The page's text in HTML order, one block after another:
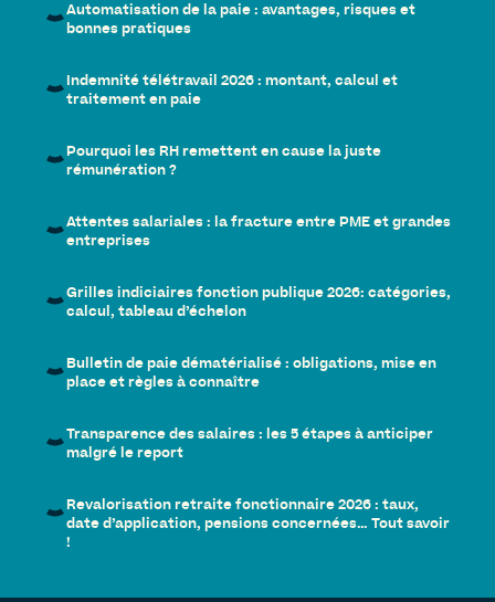
Automatisation de la paie : avantages, risques et
bonnes pratiques
Indemnité télétravail 2026 : montant, calcul et
traitement en paie
Pourquoi les RH remettent en cause la juste
rémunération ?
Attentes salariales : la fracture entre PME et grandes
entreprises
Grilles indiciaires fonction publique 2026: catégories,
calcul, tableau d’échelon
Bulletin de paie dématérialisé : obligations, mise en
place et règles à connaître
Transparence des salaires : les 5 étapes à anticiper
malgré le report
Revalorisation retraite fonctionnaire 2026 : taux,
date d’application, pensions concernées… Tout savoir
!